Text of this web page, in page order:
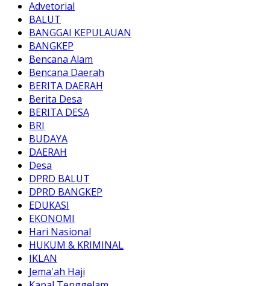
Advetorial
BALUT
BANGGAI KEPULAUAN
BANGKEP
Bencana Alam
Bencana Daerah
BERITA DAERAH
Berita Desa
BERITA DESA
BRI
BUDAYA
DAERAH
Desa
DPRD BALUT
DPRD BANGKEP
EDUKASI
EKONOMI
Hari Nasional
HUKUM & KRIMINAL
IKLAN
Jema'ah Haji